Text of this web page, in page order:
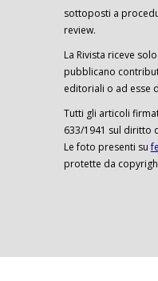
sottoposti a
review.
La Rivista riceve
pubblicano
editoriali o ad esse
Tutti gli articoli
633/1941 sul diritto
Le foto presenti su
protette da